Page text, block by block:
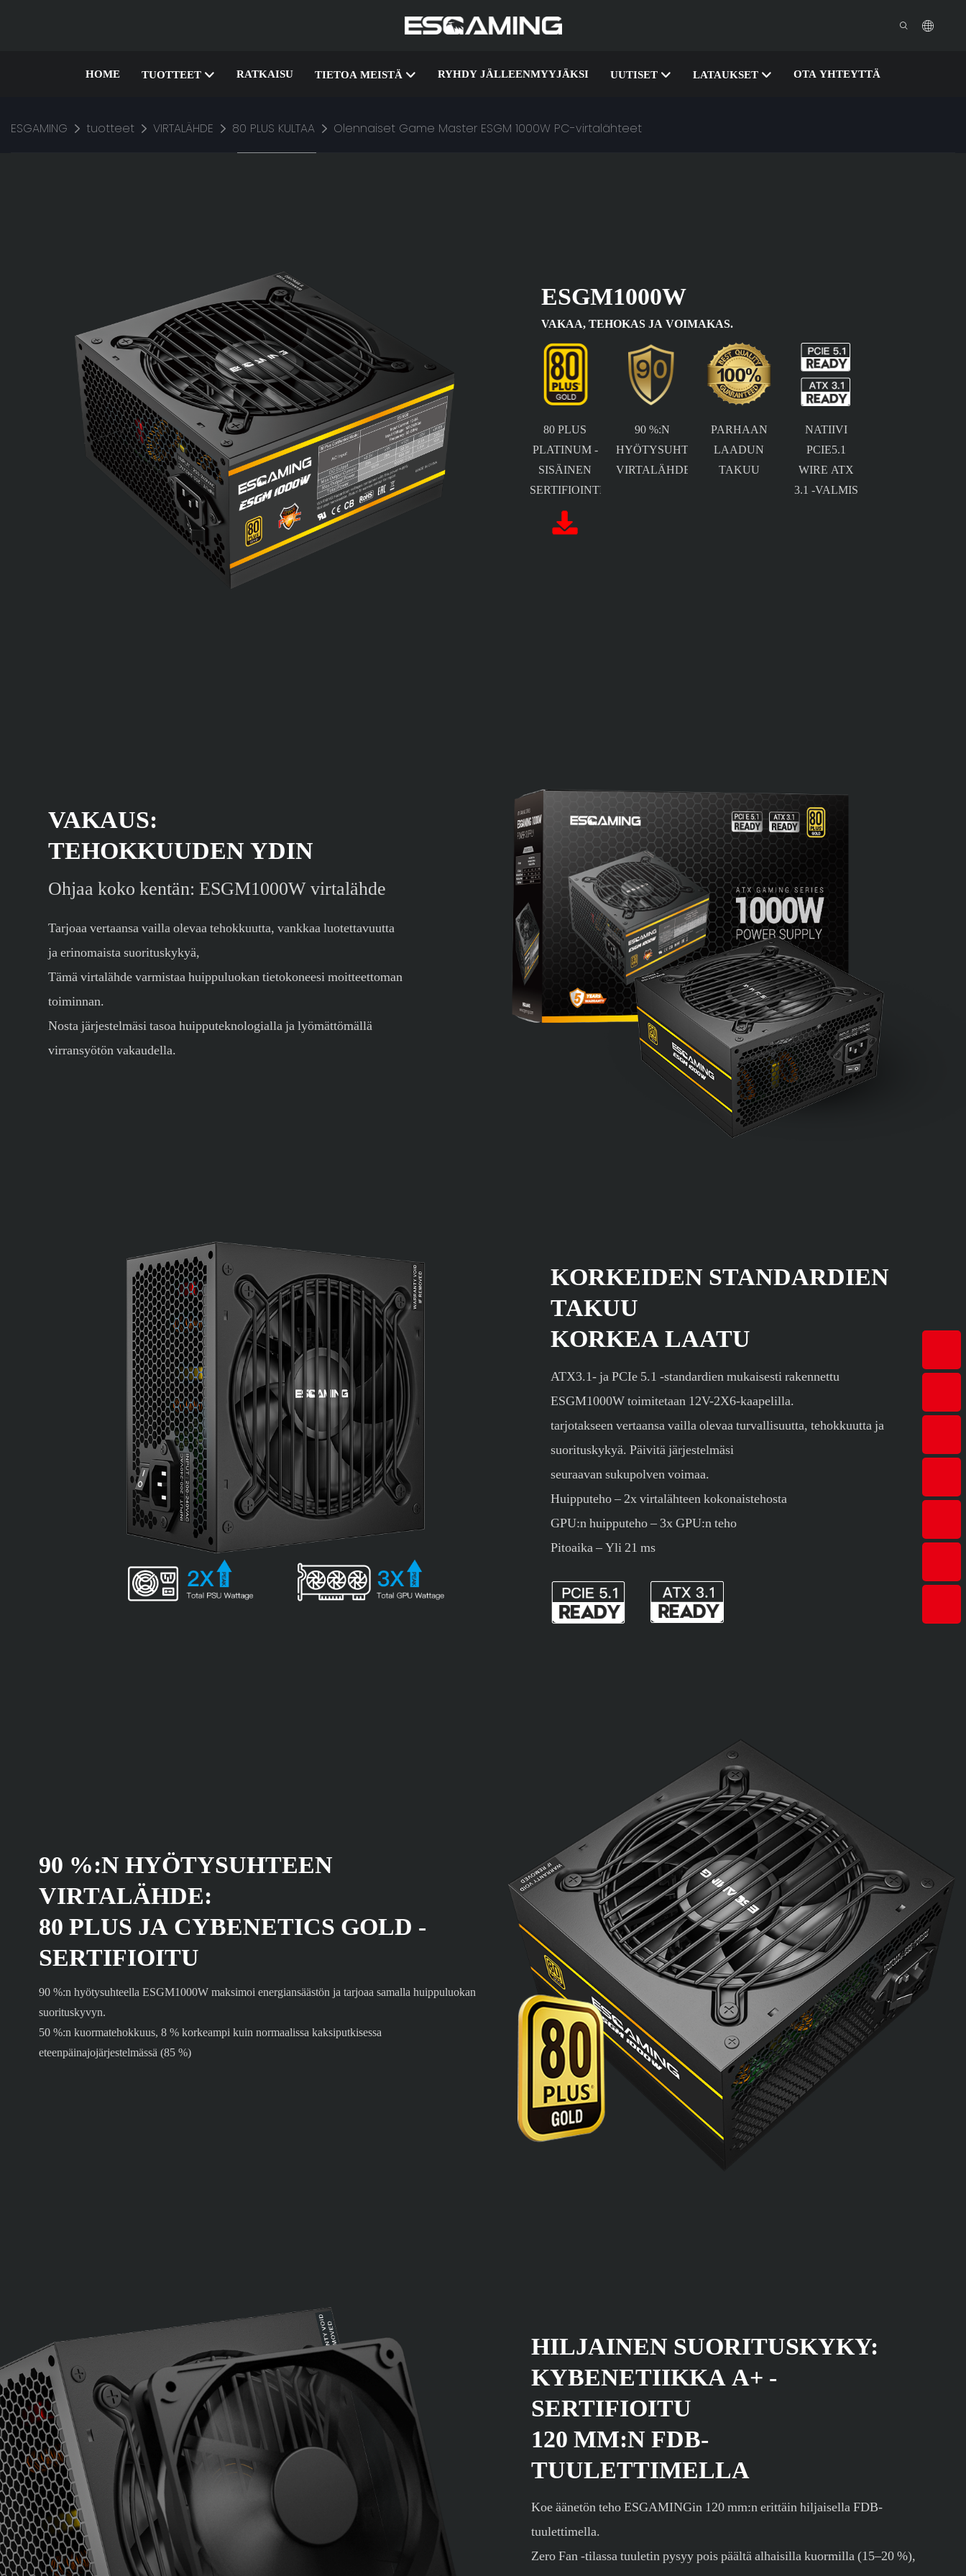
HOME TUOTTEET RATKAISU TIETOA MEISTÄ RYHDY JÄLLEENMYYJÄKSI UUTISET LATAUKSET OTA YHTEYTTÄ
ESGAMING tuotteet VIRTALÄHDE 80 PLUS KULTAA Olennaiset Game Master ESGM 1000W PC-virtalähteet
ESGM1000W
VAKAA, TEHOKAS JA VOIMAKAS.
80 PLUS
PLATINUM -
SISÄINEN
SERTIFIOINTI
90 %:N
HYÖTYSUHTEEN
VIRTALÄHDE
PARHAAN
LAADUN
TAKUU
NATIIVI
PCIE5.1
WIRE ATX
3.1 -VALMIS
VAKAUS:
TEHOKKUUDEN YDIN
Ohjaa koko kentän: ESGM1000W virtalähde
Tarjoaa vertaansa vailla olevaa tehokkuutta, vankkaa luotettavuutta
ja erinomaista suorituskykyä,
Tämä virtalähde varmistaa huippuluokan tietokoneesi moitteettoman
toiminnan.
Nosta järjestelmäsi tasoa huipputeknologialla ja lyömättömällä
virransyötön vakaudella.
KORKEIDEN STANDARDIEN
TAKUU
KORKEA LAATU
ATX3.1- ja PCIe 5.1 -standardien mukaisesti rakennettu
ESGM1000W toimitetaan 12V-2X6-kaapelilla.
tarjotakseen vertaansa vailla olevaa turvallisuutta, tehokkuutta ja
suorituskykyä. Päivitä järjestelmäsi
seuraavan sukupolven voimaa.
Huipputeho – 2x virtalähteen kokonaistehosta
GPU:n huipputeho – 3x GPU:n teho
Pitoaika – Yli 21 ms
90 %:N HYÖTYSUHTEEN
VIRTALÄHDE:
80 PLUS JA CYBENETICS GOLD -
SERTIFIOITU
90 %:n hyötysuhteella ESGM1000W maksimoi energiansäästön ja tarjoaa samalla huippuluokan
suorituskyvyn.
50 %:n kuormatehokkuus, 8 % korkeampi kuin normaalissa kaksiputkisessa
eteenpäinajojärjestelmässä (85 %)
HILJAINEN SUORITUSKYKY:
KYBENETIIKKA A+ -
SERTIFIOITU
120 MM:N FDB-
TUULETTIMELLA
Koe äänetön teho ESGAMINGin 120 mm:n erittäin hiljaisella FDB-
tuulettimella.
Zero Fan -tilassa tuuletin pysyy pois päältä alhaisilla kuormilla (15–20 %),